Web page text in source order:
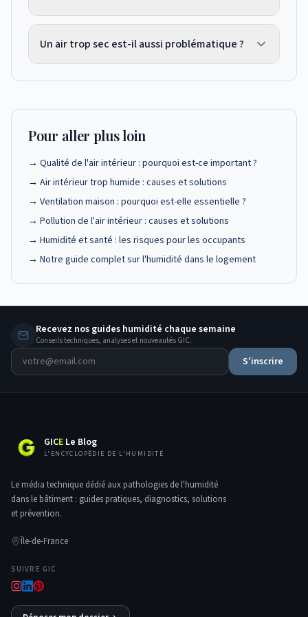
dans les pièces.
l'aération et l'entretien de la ventilation,
lorsque des moisissures réapparaissent après
nettoyage, lorsque des odeurs d'humidité
persistent ou lorsque vous observez des
dégradations sur les murs.
et le taux peut descendre sous 30 %. En été, l'air
extérieur plus humide peut faire monter le taux
au-delà de 65 %, surtout dans les régions
toute l'année.
Un air trop sec est-il aussi problématique ?
Oui. Un taux d'humidité inférieur à 30 %
saignements de nez, une sensibilité accrue aux
infections respiratoires et des fissures dans les
matériaux en bois (parquets, meubles, portes).
Pour aller plus loin
→ Qualité de l'air intérieur : pourquoi est-ce important ?
→ Air intérieur trop humide : causes et solutions
→ Ventilation maison : pourquoi est-elle essentielle ?
→ Pollution de l'air intérieur : causes et solutions
→ Humidité et santé : les risques pour les occupants
→ Notre guide complet sur l'humidité dans le logement
Recevez nos guides humidité chaque semaine
Conseils techniques, analyses et nouveautés GIC.
S'inscrire
GICE Le Blog
L'ENCYCLOPÉDIE DE L'HUMIDITÉ
Le média technique dédié aux pathologies de l'humidité
dans le bâtiment : guides pratiques, diagnostics, solutions
et prévention.
Île-de-France
SUIVRE GIC